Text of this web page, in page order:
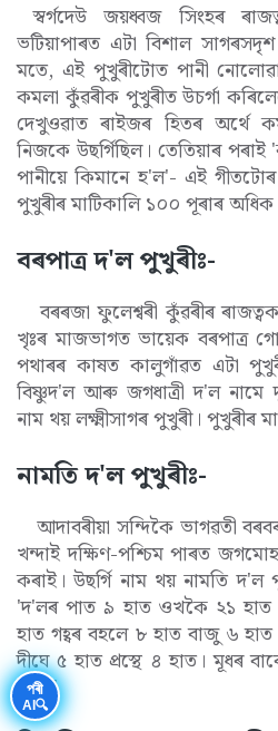
স্বৰ্গদেউ জয়ধ্বজ সিংহৰ
ভটিয়াপাৰত এটা বিশাল সাগৰসদৃশ
মতে, এই পুখুৰীটোত পানী
কমলা কুঁৱৰীক পুখুৰীত উচৰ্গা
দেখুওৱাত ৰাইজৰ হিতৰ অৰ্থে
নিজকে উছৰ্গিছিল। তেতিয়াৰ পৰাই
পানীয়ে কিমানে হ'ল'- এই
পুখুৰীৰ মাটিকালি ১০০ পূৰাৰ
বৰপাত্ৰ দ'ল পুখুৰীঃ-
বৰৰজা ফুলেশ্বৰী কুঁৱৰীৰ
খৃঃৰ মাজভাগত ভায়েক বৰপাত্ৰ
পথাৰৰ কাষত কালুগাঁৱত এটা
বিষ্ণুদ'ল আৰু জগধাত্ৰী দ'ল নামে
নাম থয় লক্ষ্মীসাগৰ পুখুৰী। পুখুৰীৰ
নামতি দ'ল পুখুৰীঃ-
আদাবৰীয়া সন্দিকৈ ভাগৱতী
খন্দাই দক্ষিণ-পশ্চিম পাৰত
কৰাই। উছৰ্গি নাম থয় নামতি
'দ'লৰ পাত ৯ হাত ওখকৈ ২১ হাত
হাত গহ্বৰ বহলে ৮ হাত বাজু ৬
দীঘে ৫ হাত প্ৰস্থে ৪ হাত। মূধৰ
হাত।'
পৰী
AI🔍